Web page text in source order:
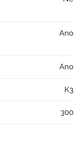
Ano
Ano
K3
300